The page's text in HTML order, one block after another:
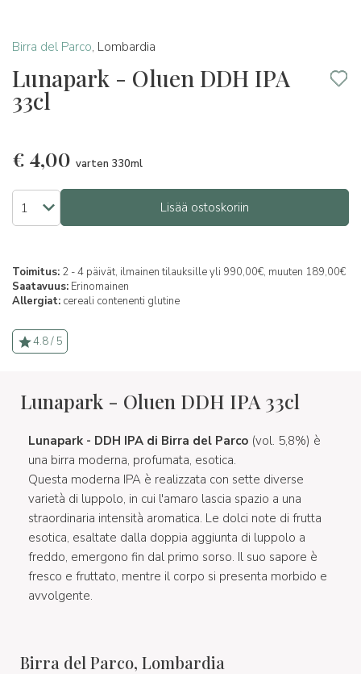
Birra del Parco, Lombardia
Lunapark - Oluen DDH IPA
33cl
€ 4,00 varten 330ml
Lisää ostoskoriin
Toimitus: 2 - 4 päivät, ilmainen tilauksille yli 990,00€, muuten 189,00€
Saatavuus: Erinomainen
Allergiat: cereali contenenti glutine
4.8 / 5
Lunapark - Oluen DDH IPA 33cl
Lunapark - DDH IPA di Birra del Parco (vol. 5,8%) è
una birra moderna, profumata, esotica.
Questa moderna IPA è realizzata con sette diverse
varietà di luppolo, in cui l'amaro lascia spazio a una
straordinaria intensità aromatica. Le dolci note di frutta
esotica, esaltate dalla doppia aggiunta di luppolo a
freddo, emergono fin dal primo sorso. Il suo sapore è
fresco e fruttato, mentre il corpo si presenta morbido e
avvolgente.
Birra del Parco, Lombardia